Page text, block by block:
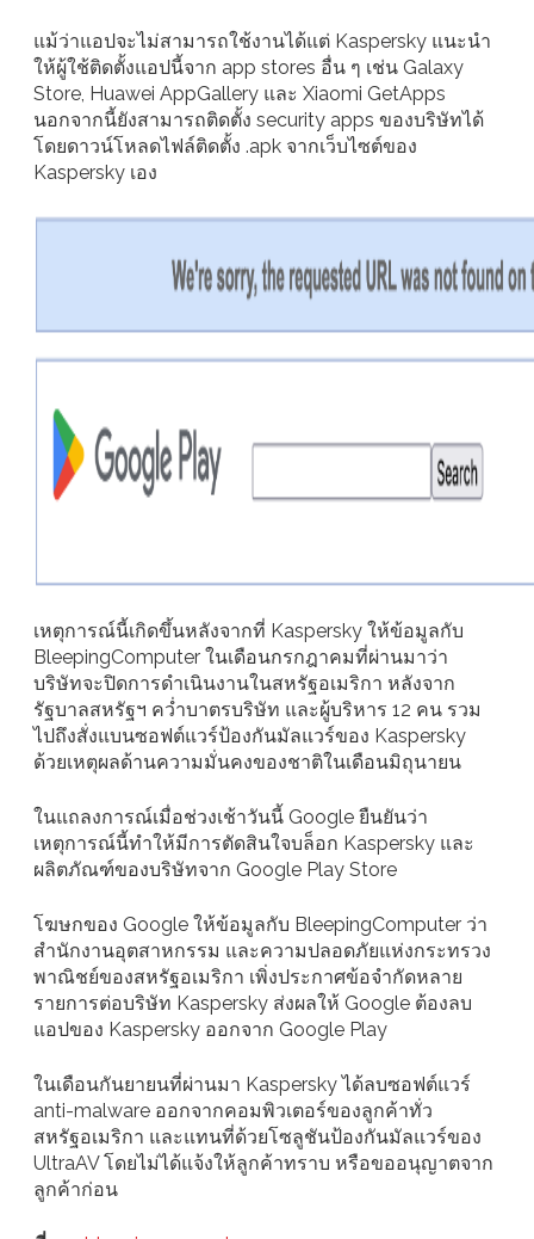
แม้ว่าแอปจะไม่สามารถใช้งานได้แต่ Kaspersky แนะนำ
ให้ผู้ใช้ติดตั้งแอปนี้จาก app stores อื่น ๆ เช่น Galaxy
Store, Huawei AppGallery และ Xiaomi GetApps
นอกจากนี้ยังสามารถติดตั้ง security apps ของบริษัทได้
โดยดาวน์โหลดไฟล์ติดตั้ง .apk จากเว็บไซต์ของ
Kaspersky เอง
เหตุการณ์นี้เกิดขึ้นหลังจากที่ Kaspersky ให้ข้อมูลกับ
BleepingComputer ในเดือนกรกฎาคมที่ผ่านมาว่า
บริษัทจะปิดการดำเนินงานในสหรัฐอเมริกา หลังจาก
รัฐบาลสหรัฐฯ คว่ำบาตรบริษัท และผู้บริหาร 12 คน รวม
ไปถึงสั่งแบนซอฟต์แวร์ป้องกันมัลแวร์ของ Kaspersky
ด้วยเหตุผลด้านความมั่นคงของชาติในเดือนมิถุนายน
ในแถลงการณ์เมื่อช่วงเช้าวันนี้ Google ยืนยันว่า
เหตุการณ์นี้ทำให้มีการตัดสินใจบล็อก Kaspersky และ
ผลิตภัณฑ์ของบริษัทจาก Google Play Store
โฆษกของ Google ให้ข้อมูลกับ BleepingComputer ว่า
สำนักงานอุตสาหกรรม และความปลอดภัยแห่งกระทรวง
พาณิชย์ของสหรัฐอเมริกา เพิ่งประกาศข้อจำกัดหลาย
รายการต่อบริษัท Kaspersky ส่งผลให้ Google ต้องลบ
แอปของ Kaspersky ออกจาก Google Play
ในเดือนกันยายนที่ผ่านมา Kaspersky ได้ลบซอฟต์แวร์
anti-malware ออกจากคอมพิวเตอร์ของลูกค้าทั่ว
สหรัฐอเมริกา และแทนที่ด้วยโซลูชันป้องกันมัลแวร์ของ
UltraAV โดยไม่ได้แจ้งให้ลูกค้าทราบ หรือขออนุญาตจาก
ลูกค้าก่อน